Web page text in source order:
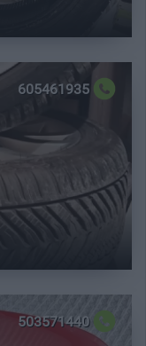
605461935
503571440